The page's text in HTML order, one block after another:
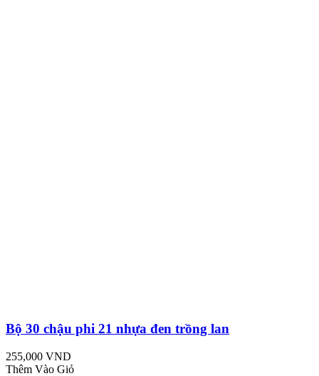
Bộ 30 chậu phi 21 nhựa đen trồng lan
255,000 VND
Thêm Vào Giỏ